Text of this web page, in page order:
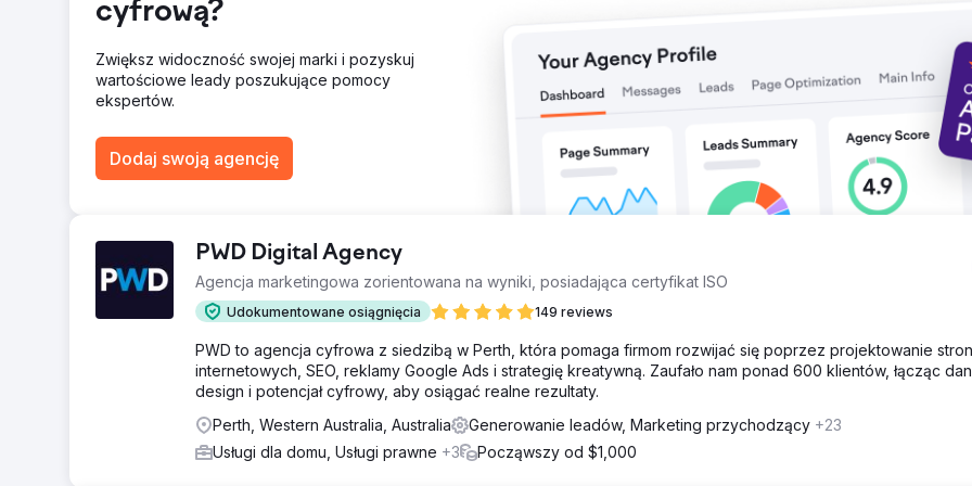
+213% wzrost ruchu organicznego w ciągu 3 miesięcy Pozycja na 1. stronie dla ponad 15 słów kluczowych związanych z
konkretnymi przedmiotami, w tym „nauczyciel biologii online” i „lekcje angielskiego GCSE online” Współczynnik konwersji
dwukrotnie, a średnia liczba tygodniowych formularzy zapytań wzrosła z 4 do ponad 12 tygodniowo Współczynnik
zmniejszył się o 28%, a średni czas trwania sesji wzrósł o 36% Pomogło to firmie w pozycjonowaniu na potrzeby
regionalnego i krajowego w 2024 r.
Przejdź do strony agencji
cyfrową?
Zwiększ widoczność swojej marki i pozyskuj
wartościowe leady poszukujące pomocy
ekspertów.
Dodaj swoją agencję
PWD Digital Agency
Agencja marketingowa zorientowana na wyniki, posiadająca certyfikat ISO
Udokumentowane osiągnięcia 149 reviews
PWD to agencja cyfrowa z siedzibą w Perth, która pomaga firmom rozwijać się poprzez projektowanie stron
internetowych, SEO, reklamy Google Ads i strategię kreatywną. Zaufało nam ponad 600 klientów, łącząc
design i potencjał cyfrowy, aby osiągać realne rezultaty.
Perth, Western Australia, Australia
Generowanie leadów, Marketing przychodzący +23
Usługi dla domu, Usługi prawne +3 Począwszy od $1,000